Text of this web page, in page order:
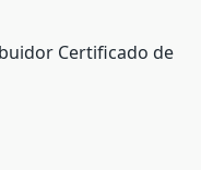
Certificado de